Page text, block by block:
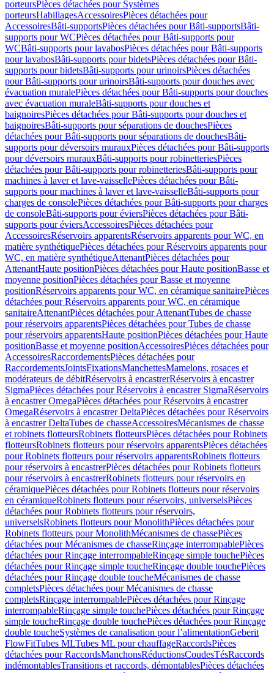
porteursPièces détachées pour Systèmes
porteursHabillagesAccessoiresPièces détachées pour
AccessoiresBâti-supportsPièces détachées pour Bâti-supportsBâti-
supports pour WCPièces détachées pour Bâti-supports pour
WCBâti-supports pour lavabosPièces détachées pour Bâti-supports
pour lavabosBâti-supports pour bidetsPièces détachées pour Bâti-
supports pour bidetsBâti-supports pour urinoirsPièces détachées
pour Bâti-supports pour urinoirsBâti-supports pour douches avec
évacuation muralePièces détachées pour Bâti-supports pour douches
avec évacuation muraleBâti-supports pour douches et
baignoiresPièces détachées pour Bâti-supports pour douches et
baignoiresBâti-supports pour séparations de douchesPièces
détachées pour Bâti-supports pour séparations de douchesBâti-
supports pour déversoirs murauxPièces détachées pour Bâti-supports
pour déversoirs murauxBâti-supports pour robinetteriesPièces
détachées pour Bâti-supports pour robinetteriesBâti-supports pour
machines à laver et lave-vaissellePièces détachées pour Bâti-
supports pour machines à laver et lave-vaisselleBâti-supports pour
charges de consolePièces détachées pour Bâti-supports pour charges
de consoleBâti-supports pour éviersPièces détachées pour Bâti-
supports pour éviersAccessoiresPièces détachées pour
AccessoiresRéservoirs apparentsRéservoirs apparents pour WC, en
matière synthétiquePièces détachées pour Réservoirs apparents pour
WC, en matière synthétiqueAttenantPièces détachées pour
AttenantHaute positionPièces détachées pour Haute positionBasse et
moyenne positionPièces détachées pour Basse et moyenne
positionRéservoirs apparents pour WC, en céramique sanitairePièces
détachées pour Réservoirs apparents pour WC, en céramique
sanitaireAttenantPièces détachées pour AttenantTubes de chasse
pour réservoirs apparentsPièces détachées pour Tubes de chasse
pour réservoirs apparentsHaute positionPièces détachées pour Haute
positionBasse et moyenne positionAccessoiresPièces détachées pour
AccessoiresRaccordementsPièces détachées pour
RaccordementsJointsFixationsManchettesMamelons, rosaces et
modérateurs de débitRéservoirs à encastrerRéservoirs à encastrer
SigmaPièces détachées pour Réservoirs à encastrer SigmaRéservoirs
à encastrer OmegaPièces détachées pour Réservoirs à encastrer
OmegaRéservoirs à encastrer DeltaPièces détachées pour Réservoirs
à encastrer DeltaTubes de chasseAccessoiresMécanismes de chasse
et robinets flotteursRobinets flotteursPièces détachées pour Robinets
flotteursRobinets flotteurs pour réservoirs apparentsPièces détachées
pour Robinets flotteurs pour réservoirs apparentsRobinets flotteurs
pour réservoirs à encastrerPièces détachées pour Robinets flotteurs
pour réservoirs à encastrerRobinets flotteurs pour réservoirs en
céramiquePièces détachées pour Robinets flotteurs pour réservoirs
en céramiqueRobinets flotteurs pour réservoirs, universelsPièces
détachées pour Robinets flotteurs pour réservoirs,
universelsRobinets flotteurs pour MonolithPièces détachées pour
Robinets flotteurs pour MonolithMécanismes de chassePièces
détachées pour Mécanismes de chasseRinçage interrompablePièces
détachées pour Rinçage interrompableRinçage simple touchePièces
détachées pour Rinçage simple toucheRinçage double touchePièces
détachées pour Rinçage double toucheMécanismes de chasse
completsPièces détachées pour Mécanismes de chasse
completsRinçage interrompablePièces détachées pour Rinçage
interrompableRinçage simple touchePièces détachées pour Rinçage
simple toucheRinçage double touchePièces détachées pour Rinçage
double toucheSystèmes de canalisation pour l’alimentationGeberit
FlowFitTubes MLTubes ML pour chauffageRaccordsPièces
détachées pour RaccordsManchonsRéductionsCoudesTésRaccords
indémontablesTransitions et raccords, démontablesPièces détachées